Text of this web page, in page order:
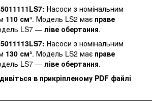
Насоси з номінальним
110 см³. Модель LS2 має праве
LS7 —ліве обертання.
Насоси з номінальним
130 см³. Модель LS2 має праве
LS7 —ліве обертання.
в прикріпленому PDF файлі